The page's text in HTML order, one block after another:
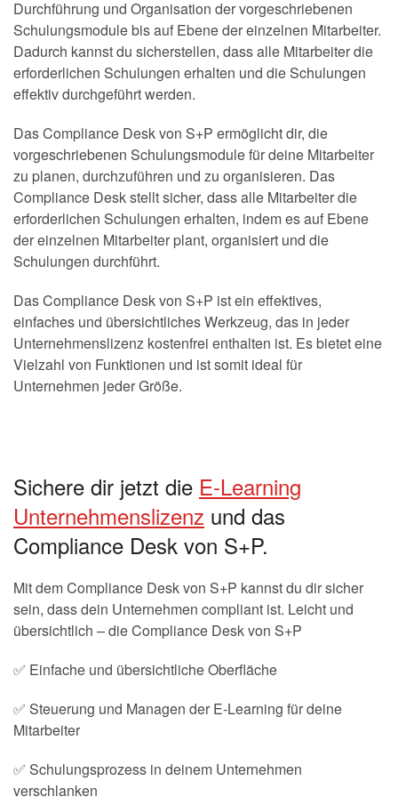
Durchführung und Organisation der vorgeschriebenen
Schulungsmodule bis auf Ebene der einzelnen Mitarbeiter.
Dadurch kannst du sicherstellen, dass alle Mitarbeiter die
erforderlichen Schulungen erhalten und die Schulungen
effektiv durchgeführt werden.
Das Compliance Desk von S+P ermöglicht dir, die
vorgeschriebenen Schulungsmodule für deine Mitarbeiter
zu planen, durchzuführen und zu organisieren. Das
Compliance Desk stellt sicher, dass alle Mitarbeiter die
erforderlichen Schulungen erhalten, indem es auf Ebene
der einzelnen Mitarbeiter plant, organisiert und die
Schulungen durchführt.
Das Compliance Desk von S+P ist ein effektives,
einfaches und übersichtliches Werkzeug, das in jeder
Unternehmenslizenz kostenfrei enthalten ist. Es bietet eine
Vielzahl von Funktionen und ist somit ideal für
Unternehmen jeder Größe.
Sichere dir jetzt die E-Learning
Unternehmenslizenz und das
Compliance Desk von S+P.
Mit dem Compliance Desk von S+P kannst du dir sicher
sein, dass dein Unternehmen compliant ist. Leicht und
übersichtlich – die Compliance Desk von S+P
✅ Einfache und übersichtliche Oberfläche
✅ Steuerung und Managen der E-Learning für deine
Mitarbeiter
✅ Schulungsprozess in deinem Unternehmen
verschlanken